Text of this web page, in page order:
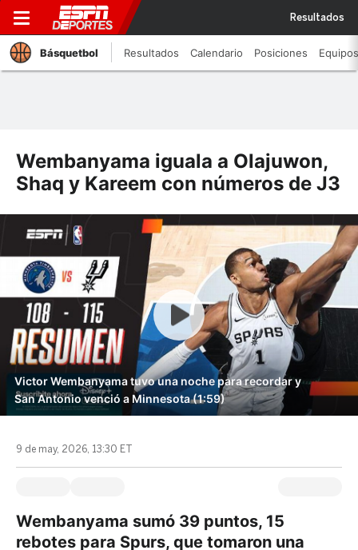
Resultados
Básquetbol Resultados Calendario Posiciones Equipos
Wembanyama iguala a Olajuwon,
Shaq y Kareem con números de J3
Victor Wembanyama tuvo una noche para recordar y
San Antonio venció a Minnesota (1:59)
9 de may, 2026, 13:30 ET
Wembanyama sumó 39 puntos, 15
rebotes para Spurs, que tomaron una